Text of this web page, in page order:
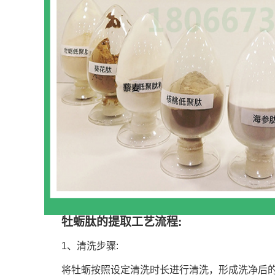
牡蛎肽的提取工艺流程:
1、清洗步骤:
将牡蛎按照设定清洗时长进行清洗，形成洗净后